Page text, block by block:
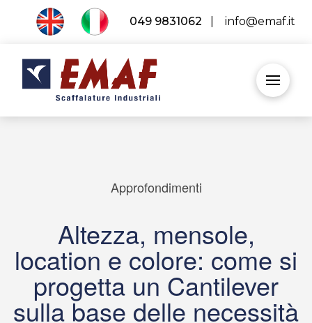
049 9831062 info@emaf.it
Approfondimenti
Altezza, mensole,
location e colore: come si
progetta un Cantilever
sulla base delle necessità